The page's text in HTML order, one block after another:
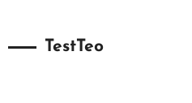
TestTeo